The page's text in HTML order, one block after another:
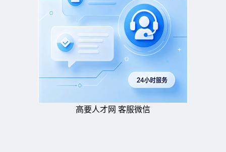
高要人才网 客服微信